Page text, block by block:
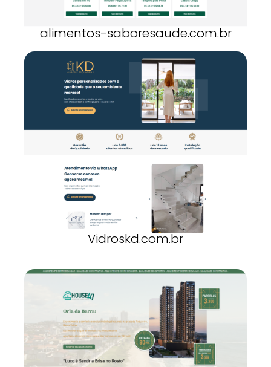
alimentos-saboresaude.com.br
Vidroskd.com.br